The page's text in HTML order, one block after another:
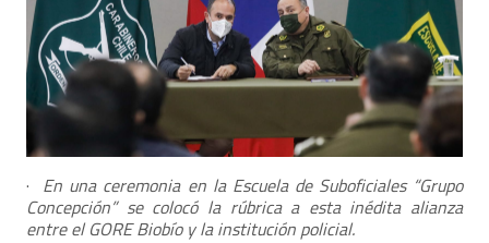
· En una ceremonia en la Escuela de Suboficiales “Grupo
Concepción” se colocó la rúbrica a esta inédita alianza
entre el GORE Biobío y la institución policial.